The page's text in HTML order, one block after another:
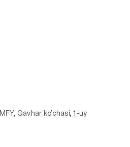
Gavhar ko’chasi, 1-uy